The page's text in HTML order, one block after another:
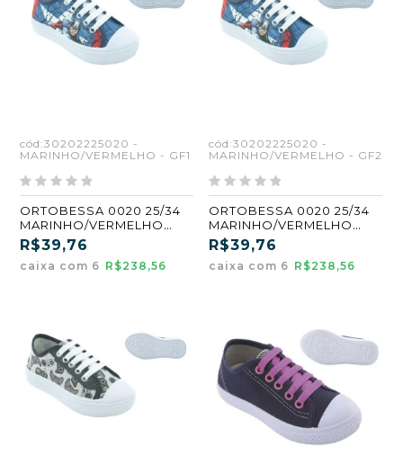
cód:30202225020 -
MARINHO/VERMELHO - GF1
ORTOBESSA 0020 25/34
MARINHO/VERMELHO
(GF1) (CX6)
R$39,76
caixa com 6 R$238,56
cód:30202225020 -
MARINHO/VERMELHO - GF2
ORTOBESSA 0020 25/34
MARINHO/VERMELHO
(GF2) (CX6)
R$39,76
caixa com 6 R$238,56